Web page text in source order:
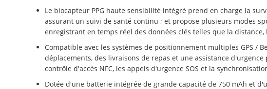
Le biocapteur PPG haute sensibilité intégré prend en charge la
assurant un suivi de santé continu ; et propose plusieurs modes
enregistrant en temps réel des données clés telles que la distance,
Compatible avec les systèmes de positionnement multiples GPS /
déplacements, des livraisons de repas et une assistance
contrôle d'accès NFC, les appels d'urgence SOS et la
Dotée d'une batterie intégrée de grande capacité de 750 mAh et